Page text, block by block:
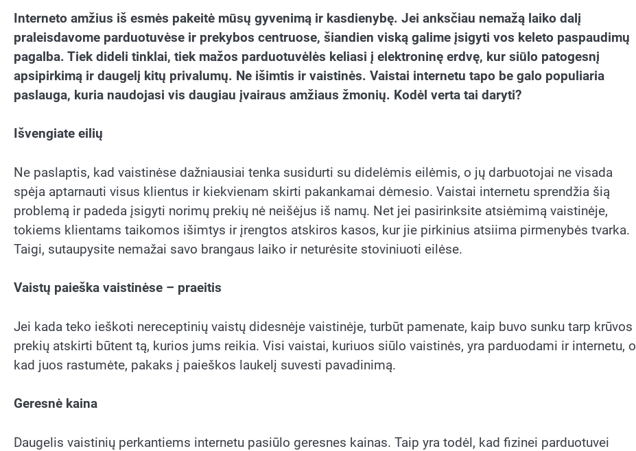
Interneto amžius iš esmės pakeitė mūsų gyvenimą ir kasdienybę. Jei anksčiau nemažą laiko dalį
praleisdavome parduotuvėse ir prekybos centruose, šiandien viską galime įsigyti vos keleto paspaudimų
pagalba. Tiek dideli tinklai, tiek mažos parduotuvėlės keliasi į elektroninę erdvę, kur siūlo patogesnį
apsipirkimą ir daugelį kitų privalumų. Ne išimtis ir vaistinės. Vaistai internetu tapo be galo populiaria
paslauga, kuria naudojasi vis daugiau įvairaus amžiaus žmonių. Kodėl verta tai daryti?
Išvengiate eilių
Ne paslaptis, kad vaistinėse dažniausiai tenka susidurti su didelėmis eilėmis, o jų darbuotojai ne visada
spėja aptarnauti visus klientus ir kiekvienam skirti pakankamai dėmesio. Vaistai internetu sprendžia šią
problemą ir padeda įsigyti norimų prekių nė neišėjus iš namų. Net jei pasirinksite atsiėmimą vaistinėje,
tokiems klientams taikomos išimtys ir įrengtos atskiros kasos, kur jie pirkinius atsiima pirmenybės tvarka.
Taigi, sutaupysite nemažai savo brangaus laiko ir neturėsite stoviniuoti eilėse.
Vaistų paieška vaistinėse – praeitis
Jei kada teko ieškoti nereceptinių vaistų didesnėje vaistinėje, turbūt pamenate, kaip buvo sunku tarp krūvos
prekių atskirti būtent tą, kurios jums reikia. Visi vaistai, kuriuos siūlo vaistinės, yra parduodami ir internetu, o
kad juos rastumėte, pakaks į paieškos laukelį suvesti pavadinimą.
Geresnė kaina
Daugelis vaistinių perkantiems internetu pasiūlo geresnes kainas. Taip yra todėl, kad fizinei parduotuvei